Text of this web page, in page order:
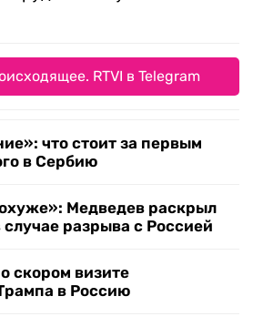
RTVI в Telegram
что стоит за первым
в Сербию
Медведев раскрыл
разрыва с Россией
скором визите
в Россию